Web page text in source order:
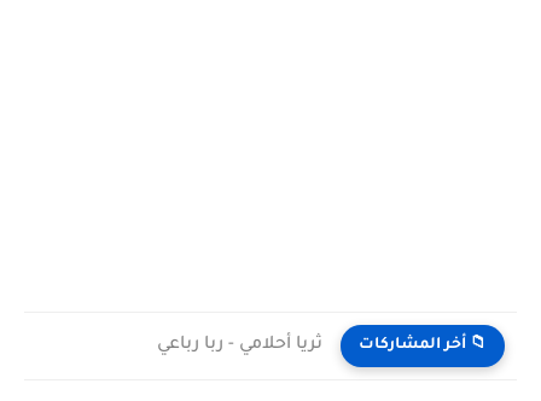
📁 أخر المشاركات ثريا أحلامي - ربا رباعي